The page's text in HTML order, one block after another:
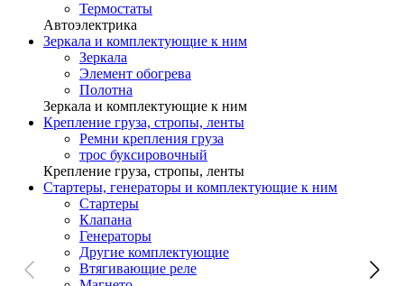
Термостаты
Автоэлектрика
Зеркала и комплектующие к ним
Зеркала
Элемент обогрева
Полотна
Зеркала и комплектующие к ним
Крепление груза, стропы, ленты
Ремни крепления груза
трос буксировочный
Крепление груза, стропы, ленты
Стартеры, генераторы и комплектующие к ним
Стартеры
Клапана
Генераторы
Другие комплектующие
Втягивающие реле